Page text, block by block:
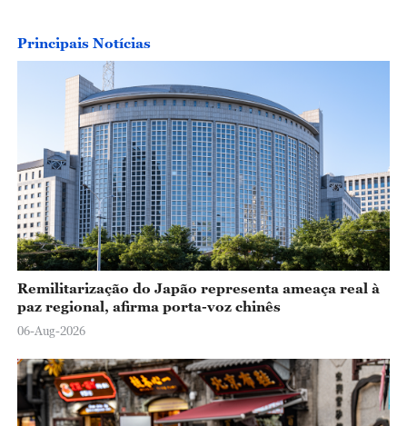
Principais Notícias
Remilitarização do Japão representa ameaça real à
paz regional, afirma porta-voz chinês
06-Aug-2026